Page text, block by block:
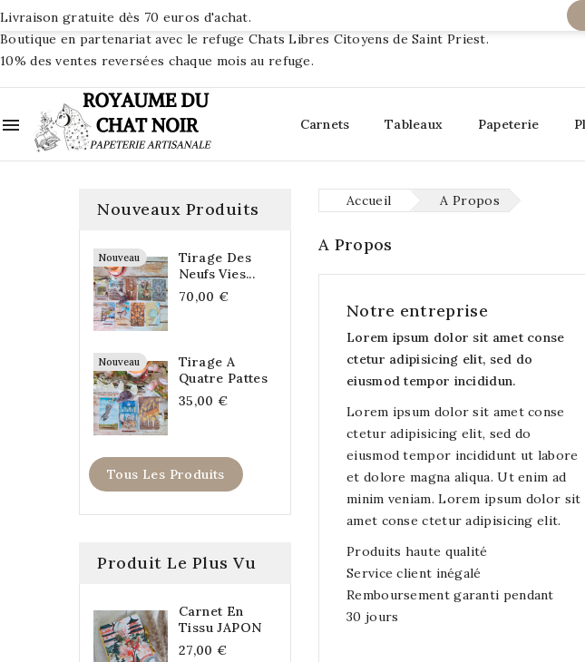
Livraison gratuite dès 70 euros d'achat.
Boutique en partenariat avec le refuge Chats Libres Citoyens de Saint Priest.
10% des ventes reversées chaque mois au refuge.
 Carnets Tableaux Papeterie
Nouveaux Produits
Nouveau
Tirage Des
Neufs Vies...
70,00 €
Nouveau
Tirage A
Quatre Pattes
35,00 €
Tous Les Produits
Produit Le Plus Vu
Carnet En
Tissu JAPON
27,00 €
Accueil A Propos
A Propos
Notre entreprise
Lorem ipsum dolor sit amet conse
ctetur adipisicing elit, sed do
eiusmod tempor incididun.
Lorem ipsum dolor sit amet conse
ctetur adipisicing elit, sed do
eiusmod tempor incididunt ut labore
et dolore magna aliqua. Ut enim ad
minim veniam. Lorem ipsum dolor sit
amet conse ctetur adipisicing elit.
Produits haute qualité
Service client inégalé
Remboursement garanti pendant
30 jours